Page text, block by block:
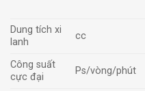
Dung tích xi
lanh
cc
Công suất
cực đại
Ps/vòng/phút